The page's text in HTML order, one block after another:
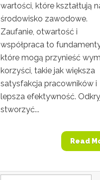
wartości, które kształtują
środowisko zawodowe.
Zaufanie, otwartość i
współpraca to
które mogą przynieść
korzyści, takie jak większa
satysfakcja pracowników i
lepsza efektywność.
stworzyć...
Read
Szukaj: